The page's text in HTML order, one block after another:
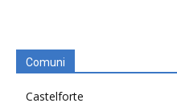
Comuni
Castelforte